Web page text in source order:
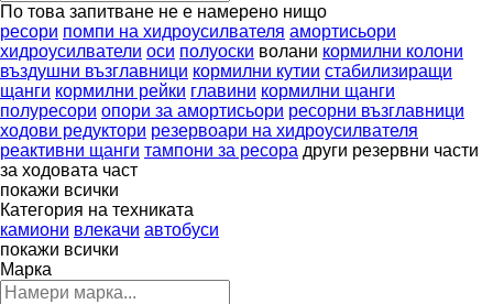
По това запитване не е намерено нищо
ресори помпи на хидроусилвателя амортисьори
хидроусилватели оси полуоски волани кормилни колони
въздушни възглавници кормилни кутии стабилизиращи
щанги кормилни рейки главини кормилни щанги
полуресори опори за амортисьори ресорни възглавници
ходови редуктори резервоари на хидроусилвателя
реактивни щанги тампони за ресора други резервни части
за ходовата част
покажи всички
Категория на техниката
камиони влекачи автобуси
покажи всички
Марка